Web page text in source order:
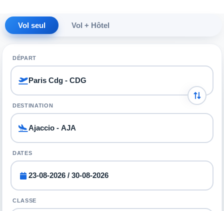
Vol seul Vol + Hôtel
DÉPART
DESTINATION
DATES
CLASSE